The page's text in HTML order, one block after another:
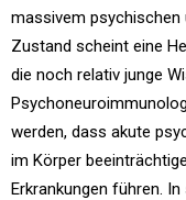
massivem psychischen
Zustand scheint eine
die noch relativ junge
werden, dass akute
im Körper
Erkrankungen führen.